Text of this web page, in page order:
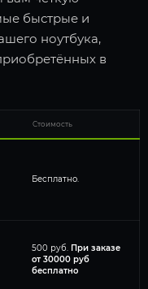
быстрые и
ноутбука,
в
Стоимость
Бесплатно.
500 руб. При заказе
от 30000 руб
бесплатно